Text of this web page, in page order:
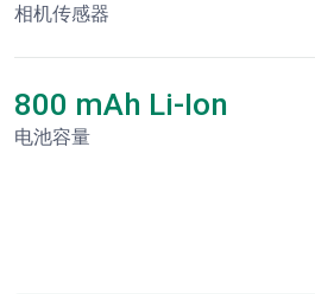
相机传感器
800 mAh Li-Ion
电池容量